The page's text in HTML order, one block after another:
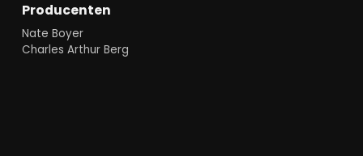
Producenten
Nate Boyer
Charles Arthur Berg